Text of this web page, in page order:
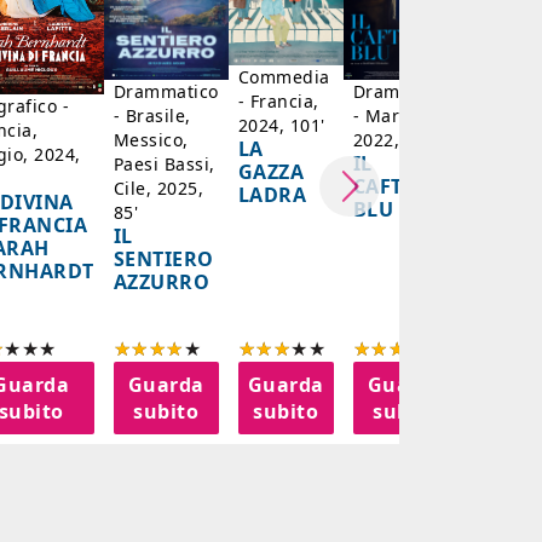
-
2024,
subito
Drammatico
- Brasile,
Messico,
Paesi Bassi,
Cile, 2025,
85'
IL
SENTIERO
AZZURRO
Guarda
subito
Commedia
- Francia,
2024, 101'
LA
GAZZA
LADRA
Guarda
subito
Drammatico
- Marocco,
2022, 122'
IL
CAFTANO
BLU
Guarda
subito